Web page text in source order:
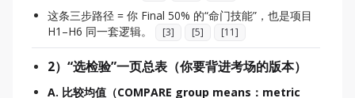
这条三步路径 = 你 Final 50% 的“命门技能”，也是项目
H1–H6 同一套逻辑。
[3] [5] [11]
2）“选检验”一页总表（你要背进考场的版本）
A. 比较均值（COMPARE group means：metric